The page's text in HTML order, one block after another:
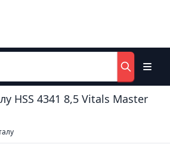
HSS 4341 8,5 Vitals Master